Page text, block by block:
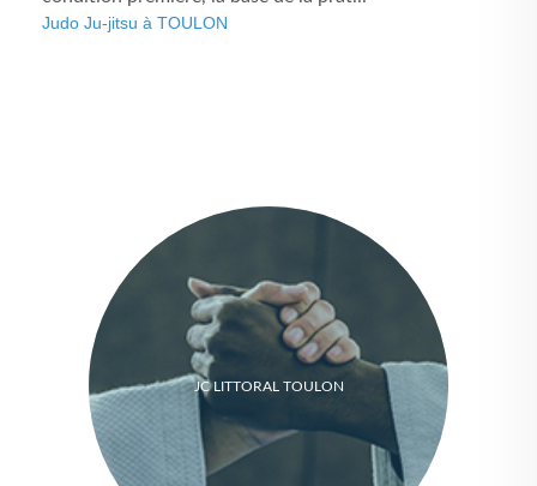
Judo Ju-jitsu à TOULON
JC LITTORAL TOULON